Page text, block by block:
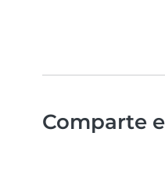
Comparte